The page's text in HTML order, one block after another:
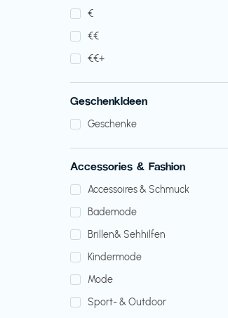
€‎
€‎€‎
€‎€‎+
GeschenkIdeen
Geschenke
Accessories & Fashion
Accessoires & Schmuck
Bademode
Brillen& Sehhilfen
Kindermode
Mode
Sport- & Outdoor